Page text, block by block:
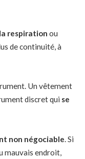
respiration ou
de continuité, à
Un vêtement
discret qui se
non négociable. Si
mauvais endroit,